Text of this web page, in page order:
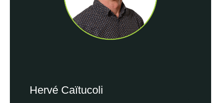
Hervé Caïtucoli